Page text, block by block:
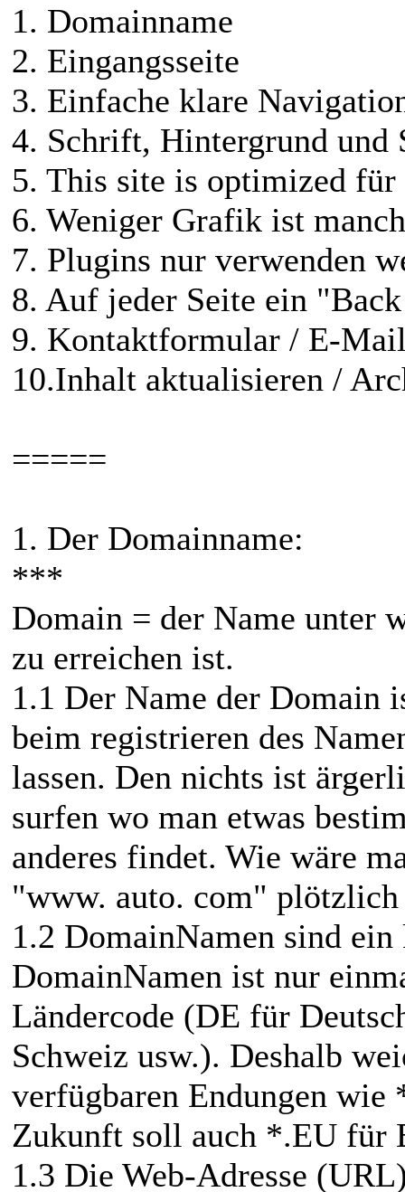
1. Domainname
2. Eingangsseite
3. Einfache klare
4. Schrift, Hintergrund und
5. This site is optimized
6. Weniger Grafik ist
7. Plugins nur verwenden
8. Auf jeder Seite ein
9. Kontaktformular / E-
10.Inhalt aktualisieren /
=====
1. Der Domainname:
***
Domain = der Name unter
zu erreichen ist.
1.1 Der Name der Domain
beim registrieren des
lassen. Den nichts ist
surfen wo man etwas
anderes findet. Wie wäre
"www. auto. com"
1.2 DomainNamen sind ein
DomainNamen ist nur
Ländercode (DE für
Schweiz usw.). Deshalb
verfügbaren Endungen
Zukunft soll auch *.EU für
1.3 Die Web-Adresse